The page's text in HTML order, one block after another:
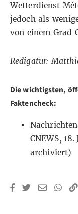
Wetterdienst
jedoch als
von einem Grad
Redigatur:
Die wichtigsten,
Faktencheck:
CNEWS,
archiviert)